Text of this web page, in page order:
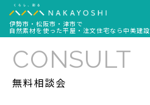
伊勢市・松阪市・津市で
自然素材を使った平屋・注文住宅なら中美建設
CONSULT
無料相談会